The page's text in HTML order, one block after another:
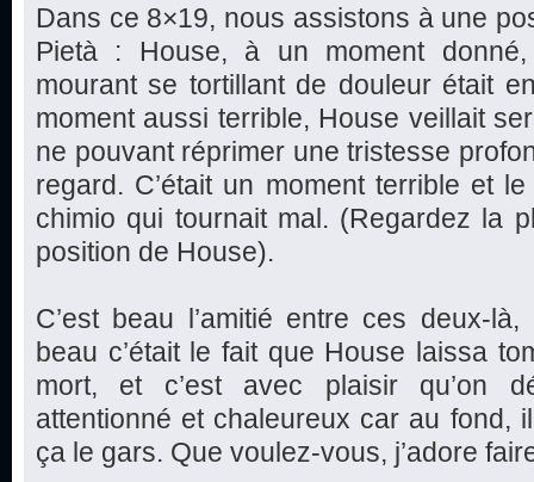
Dans ce 8×19, nous assistons à une
Pietà : House, à un moment
mourant se tortillant de douleur était
moment aussi terrible, House veillait
ne pouvant réprimer une tristesse
regard. C’était un moment terrible et
chimio qui tournait mal. (Regardez la
position de House).
C’est beau l’amitié entre ces deux-
beau c’était le fait que House laissa
mort, et c’est avec plaisir qu’on
attentionné et chaleureux car au fond,
ça le gars. Que voulez-vous, j’adore